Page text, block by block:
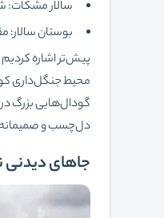
سالار
بوستان سالار:
پیش‌تر اشاره
محیط جنگل‌داری
گودال‌هایی بزرگ
دل‌چسب و
جاهای دیدنی